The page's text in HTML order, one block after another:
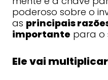
poderoso sobre o
as principais
importante para o
Ele vai